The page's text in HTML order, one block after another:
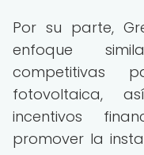
Por su parte,
enfoque
competitivas
fotovoltaica,
incentivos
promover la